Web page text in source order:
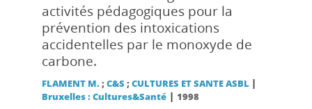
activités pédagogiques pour la
prévention des intoxications
accidentelles par le monoxyde de
carbone.
FLAMENT M.;C&S ;CULTURES ET SANTE ASBL |
Bruxelles : Cultures&Santé| 1998